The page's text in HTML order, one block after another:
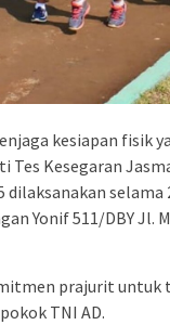
kesiapan fisik
Kesegaran
dilaksanakan
Yonif 511/DBY Jl.
prajurit untuk
TNI AD.